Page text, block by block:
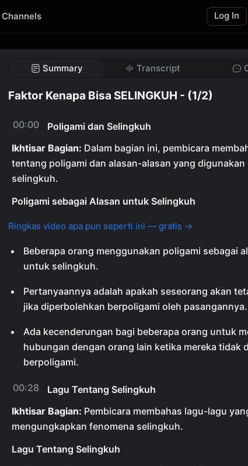
Channels Log In
Summary Transcript
Faktor Kenapa Bisa SELINGKUH - (1/2)
00:00
Poligami dan Selingkuh
Ikhtisar Bagian: Dalam bagian ini, pembicara
tentang poligami dan alasan-alasan yang
selingkuh.
Poligami sebagai Alasan untuk Selingkuh
Ringkas video apa pun seperti ini — gratis →
Beberapa orang menggunakan poligami sebagai
untuk selingkuh.
Pertanyaannya adalah apakah seseorang akan
jika diperbolehkan berpoligami oleh pasangannya.
Ada kecenderungan bagi beberapa orang untuk
hubungan dengan orang lain ketika mereka tidak
berpoligami.
00:28
Lagu Tentang Selingkuh
Ikhtisar Bagian: Pembicara membahas lagu-lagu
mengungkapkan fenomena selingkuh.
Lagu Tentang Selingkuh